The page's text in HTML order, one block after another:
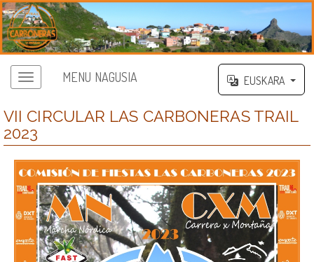
MENU NAGUSIA EUSKARA
VII CIRCULAR LAS CARBONERAS TRAIL
2023